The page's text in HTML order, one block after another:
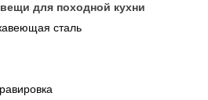
для походной кухни
сталь